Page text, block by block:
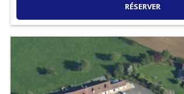
RÉSERVER